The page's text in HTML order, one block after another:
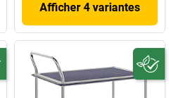
Afficher 4 variantes